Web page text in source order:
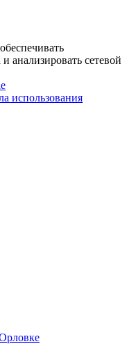
анализировать сетевой
использования